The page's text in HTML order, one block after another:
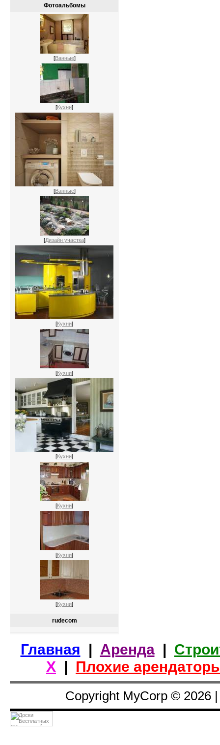
Фотоальбомы
[Ванные]
[Кухни]
[Ванные]
[Дизайн участка]
[Кухни]
[Кухни]
[Кухни]
[Кухни]
[Кухни]
[Кухни]
rudecom
Главная | Аренда|
Х | Плохие
Copyright MyCorp © 2026